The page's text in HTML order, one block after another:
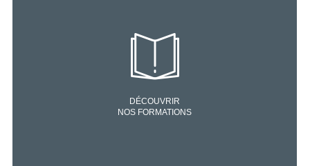
DÉCOUVRIR
NOS FORMATIONS